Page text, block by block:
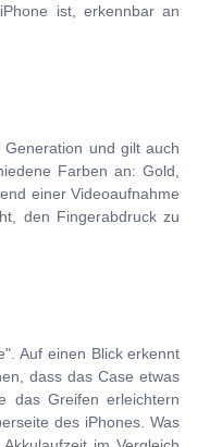
ist, erkennbar an
und gilt auch
Farben an: Gold,
einer Videoaufnahme
den Fingerabdruck zu
Auf einen Blick erkennt
dass das Case etwas
das Greifen erleichtern
des iPhones. Was